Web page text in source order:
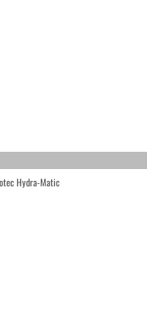
Hydra-Matic